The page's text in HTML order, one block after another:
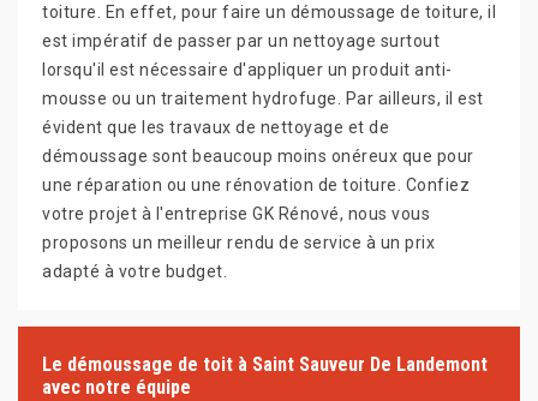
toiture. En effet, pour faire un démoussage de toiture, il
est impératif de passer par un nettoyage surtout
lorsqu'il est nécessaire d'appliquer un produit anti-
mousse ou un traitement hydrofuge. Par ailleurs, il est
évident que les travaux de nettoyage et de
démoussage sont beaucoup moins onéreux que pour
une réparation ou une rénovation de toiture. Confiez
votre projet à l'entreprise GK Rénové, nous vous
proposons un meilleur rendu de service à un prix
adapté à votre budget.
Le démoussage de toit à Saint Sauveur De Landemont
avec notre équipe